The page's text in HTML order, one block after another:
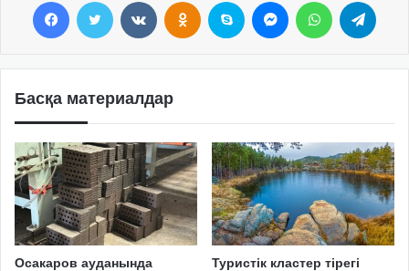
Басқа материалдар
Осакаров ауданында
Туристік кластер тірегі